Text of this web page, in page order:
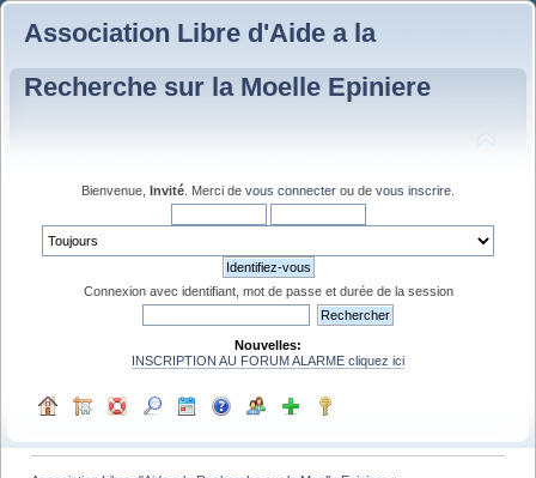
Association Libre d'Aide a la
Recherche sur la Moelle Epiniere
Bienvenue, Invité . Merci de vous connecter ou de vous inscrire
Connexion avec identifiant, mot de passe et durée de la session
Nouvelles:
INSCRIPTION AU FORUM ALARME cliquez ici